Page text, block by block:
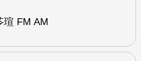
瑄 FM AM